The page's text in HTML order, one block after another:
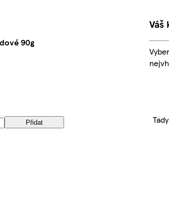
90g
Přidat
Váš